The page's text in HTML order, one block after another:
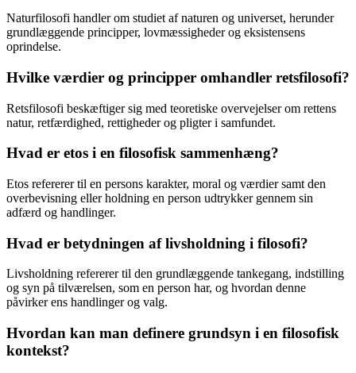
Naturfilosofi handler om studiet af naturen og universet, herunder
grundlæggende principper, lovmæssigheder og eksistensens
oprindelse.
Hvilke værdier og principper omhandler retsfilosofi?
Retsfilosofi beskæftiger sig med teoretiske overvejelser om rettens
natur, retfærdighed, rettigheder og pligter i samfundet.
Hvad er etos i en filosofisk sammenhæng?
Etos refererer til en persons karakter, moral og værdier samt den
overbevisning eller holdning en person udtrykker gennem sin
adfærd og handlinger.
Hvad er betydningen af livsholdning i filosofi?
Livsholdning refererer til den grundlæggende tankegang, indstilling
og syn på tilværelsen, som en person har, og hvordan denne
påvirker ens handlinger og valg.
Hvordan kan man definere grundsyn i en filosofisk
kontekst?